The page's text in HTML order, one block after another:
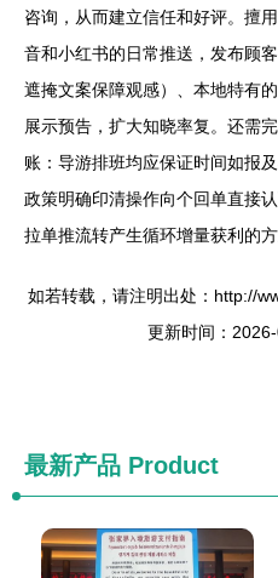
咨询，从而建立信任和好评。擅
音和小红书的日常推送，发布顾
遮掩文案保障观感）、本地特有
展示预告，扩大知晓率复。还需
账：导游排班均应保证时间如报
政策明确印清操作向个回单直接
拉单推流转产生循环增量获利的
如若转载，请注明出处：http://
更新时间：
最新产品 Product